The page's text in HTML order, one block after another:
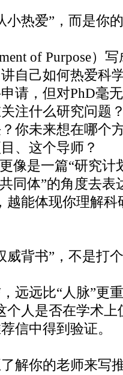
小热爱”，而是你
of Purpose）
自己如何热爱科
请，但对PhD毫
注什么研究问题
你未来想在哪个
、这个导师？
像是一篇“研究计
同体”的角度去表
越能体现你理解科
威背书”，不是打
远远比“人脉”更
个人是否在学术上
信中得到验证。
解你的老师来写